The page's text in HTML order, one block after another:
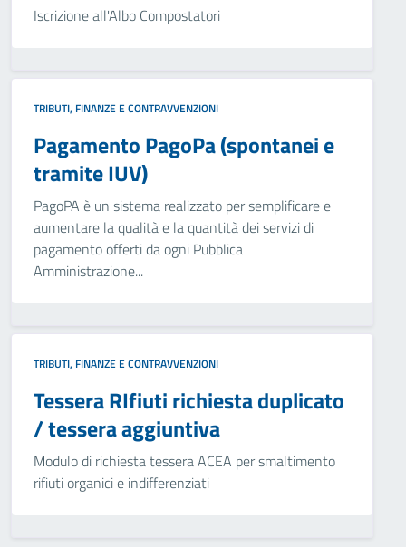
Iscrizione all'Albo Compostatori
TRIBUTI, FINANZE E CONTRAVVENZIONI
Pagamento PagoPa (spontanei e
tramite IUV)
PagoPA è un sistema realizzato per semplificare e
aumentare la qualità e la quantità dei servizi di
pagamento offerti da ogni Pubblica
Amministrazione...
TRIBUTI, FINANZE E CONTRAVVENZIONI
Tessera RIfiuti richiesta duplicato
/ tessera aggiuntiva
Modulo di richiesta tessera ACEA per smaltimento
rifiuti organici e indifferenziati